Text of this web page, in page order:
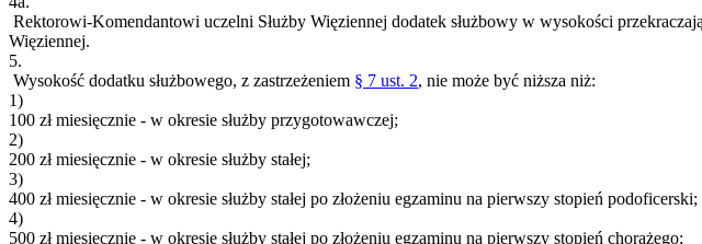
Rektorowi-Komendantowi uczelni Służby Więziennej dodatek służbowy w wysokości
Więziennej.
5.
Wysokość dodatku służbowego, z zastrzeżeniem § 7 ust. 2, nie może być niższa niż:
1)
100 zł miesięcznie - w okresie służby przygotowawczej;
2)
200 zł miesięcznie - w okresie służby stałej;
3)
400 zł miesięcznie - w okresie służby stałej po złożeniu egzaminu na pierwszy stopień podoficerski;
4)
500 zł miesięcznie - w okresie służby stałej po złożeniu egzaminu na pierwszy stopień chorążego;